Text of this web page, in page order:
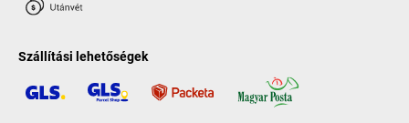
Szállítási lehetőségek